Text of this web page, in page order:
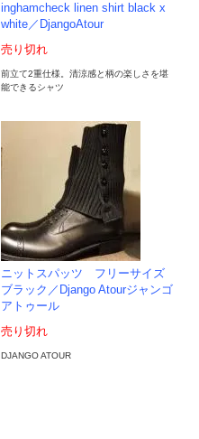
inghamcheck linen shirt black x
white／DjangoAtour
売り切れ
前立て2重仕様。清涼感と柄の楽しさを堪
能できるシャツ
ニットスパッツ フリーサイズ
ブラック／Django Atourジャンゴ
アトゥール
売り切れ
DJANGO ATOUR